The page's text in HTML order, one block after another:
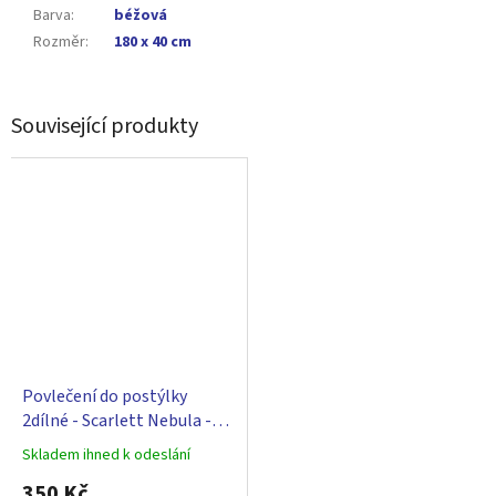
Související produkty
Povlečení do postýlky
2dílné - Scarlett Nebula -
béžová 90 x 120 cm
Průměrné
hodnocení
Skladem ihned k odeslání
Barva:
béžová
Rozměr: 180 x 40 cm